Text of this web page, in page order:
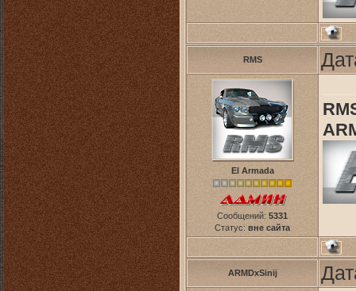
RMS
El Armada
Сообщений: 5331
Статус: вне сайта
ARMDxSinij